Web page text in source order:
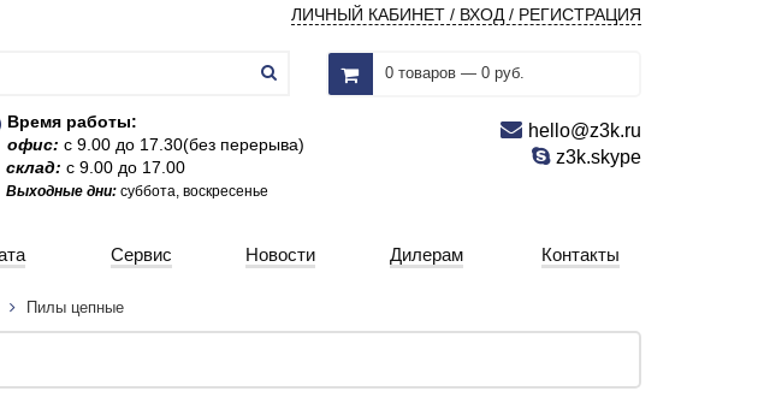
ЛИЧНЫЙ КАБИНЕТ / ВХОД / РЕГИСТРАЦИЯ
0 товаров — 0 руб.
Время работы:
офис: с 9.00 до 17.30(без перерыва)
склад: с 9.00 до 17.00
Выходные дни: суббота, воскресенье
hello@z3k.ru
z3k.skype
Сервис Новости Дилерам Контакты
Пилы цепные